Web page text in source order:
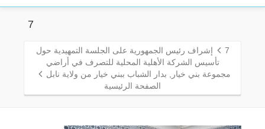
7
7
إشراف رئيس الجمهورية على الجلسة التمهيدية حول
تأسيس الشركة الأهلية المحلية للتصرف في أراضي
مجموعة بني خيار, بدار الشباب ببني خيار من ولاية نابل
الصفحة الرئيسية